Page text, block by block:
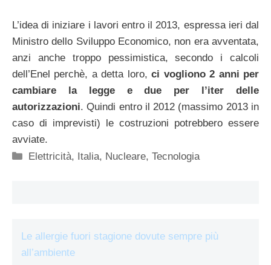
L’idea di iniziare i lavori entro il 2013, espressa ieri dal
Ministro dello Sviluppo Economico, non era avventata,
anzi anche troppo pessimistica, secondo i calcoli
dell’Enel perchè, a detta loro,ci vogliono 2 anni per
cambiare la legge e due per l’iter delle
autorizzazioni. Quindi entro il 2012 (massimo 2013 in
caso di imprevisti) le costruzioni potrebbero essere
avviate.
Categorie
Elettricità, Italia, Nucleare,Tecnologia
Le allergie fuori stagione dovute sempre più
all’ambiente